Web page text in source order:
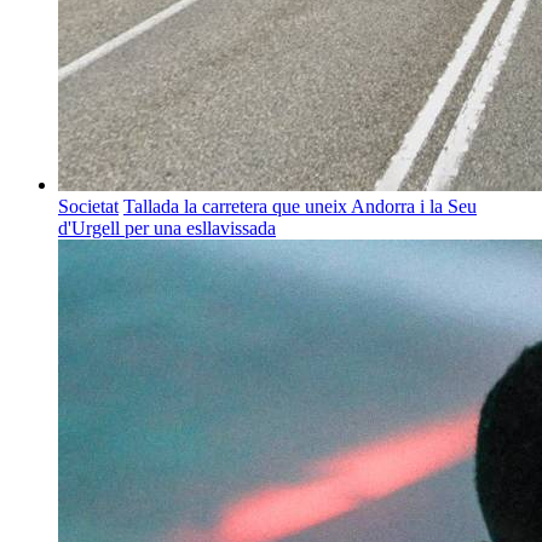
Societat Tallada la carretera que uneix Andorra i la Seu
d'Urgell per una esllavissada